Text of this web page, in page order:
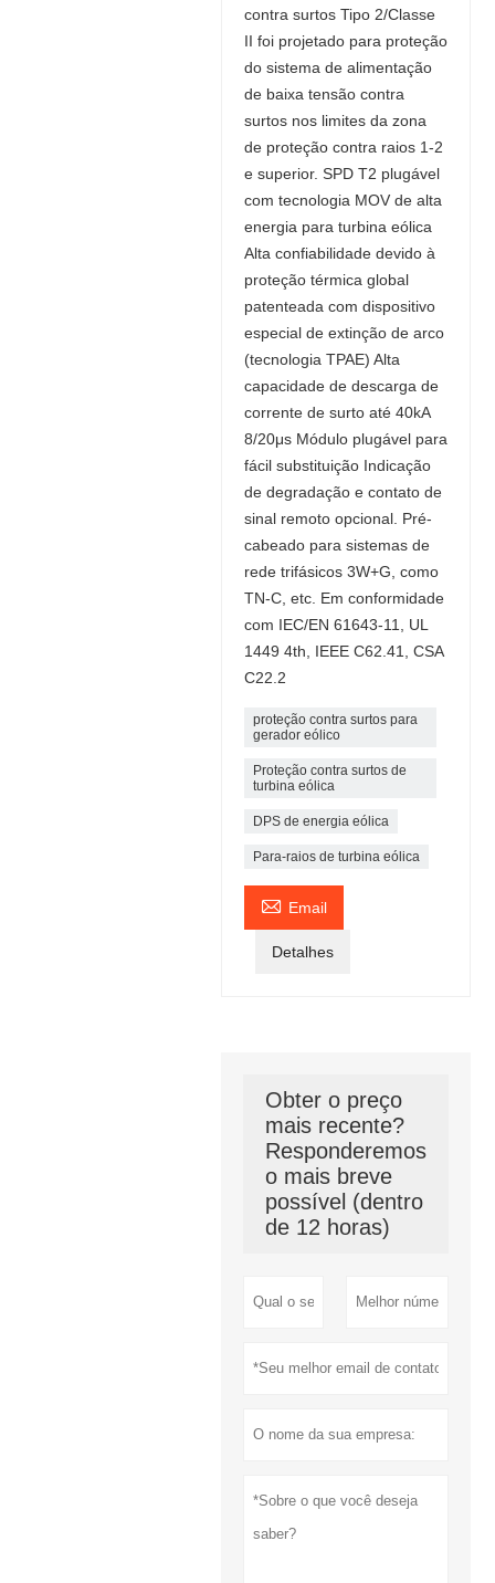
contra surtos Tipo 2/Classe
II foi projetado para proteção
do sistema de alimentação
de baixa tensão contra
surtos nos limites da zona
de proteção contra raios 1-2
e superior. SPD T2 plugável
com tecnologia MOV de alta
energia para turbina eólica
Alta confiabilidade devido à
proteção térmica global
patenteada com dispositivo
especial de extinção de arco
(tecnologia TPAE) Alta
capacidade de descarga de
corrente de surto até 40kA
8/20μs Módulo plugável para
fácil substituição Indicação
de degradação e contato de
sinal remoto opcional. Pré-
cabeado para sistemas de
rede trifásicos 3W+G, como
TN-C, etc. Em conformidade
com IEC/EN 61643-11, UL
1449 4th, IEEE C62.41, CSA
C22.2
proteção contra surtos para
gerador eólico
Proteção contra surtos de
turbina eólica
DPS de energia eólica
Para-raios de turbina eólica
 Email
Detalhes
Obter o preço
mais recente?
Responderemos
o mais breve
possível (dentro
de 12 horas)